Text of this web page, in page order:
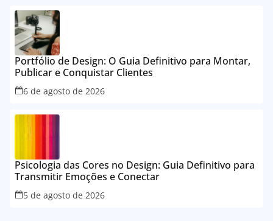
Portfólio de Design: O Guia Definitivo para Montar,
Publicar e Conquistar Clientes
6 de agosto de 2026
Psicologia das Cores no Design: Guia Definitivo para
Transmitir Emoções e Conectar
5 de agosto de 2026